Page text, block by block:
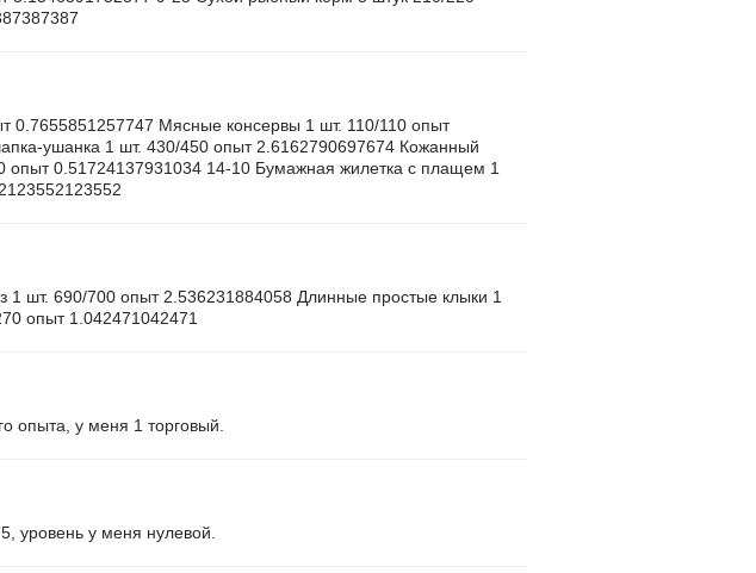
0.7655851257747 Мясные консервы 1 шт. 110/110 опыт
ушанка 1 шт. 430/450 опыт 2.6162790697674 Кожанный
опыт 0.51724137931034 14-10 Бумажная жилетка с плащем 1
шт. 690/700 опыт 2.536231884058 Длинные простые клыки 1
опыт 1.042471042471
опыта, у меня 1 торговый.
уровень у меня нулевой.